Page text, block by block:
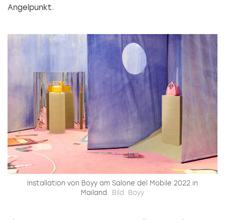
Angelpunkt.
Installation von Boyy am Salone del Mobile 2022 in
Mailand.
Bild: Boyy